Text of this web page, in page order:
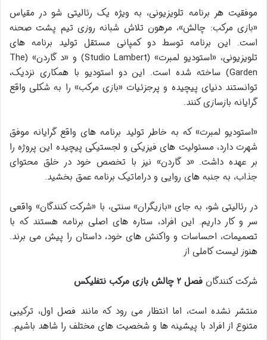
موفقیت هر برنامه تلویزیونی، به ویژه یک رئالیتی شو در مقیاس
«بازی مرکب: چالش»، مرهون تلاش شبانه روزی تیم پشت صحنه
است. این برنامه توسط دو کمپانی مستقل تولید برنامه های
تلویزیونی، «استودیو لمبرت» (Studio Lambert) و «د گاردن» (The
Garden) ساخته شده است. این دو استودیو با همکاری نزدیک،
توانستند دنیای پیچیده و پرجزئیات «بازی مرکب» را به شکلی واقع
گرایانه بازسازی کنند.
«استودیو لمبرت» که به خاطر تولید برنامه های واقع گرایانه موفق
شهرت دارد، مسئولیت های فیزیکی و لجستیکی پیچیده این پروژه را
بر عهده داشت. «د گاردن» نیز با تخصص خود در خلق محتوای
جذاب، به جنبه های روایی و دراماتیک برنامه عمق بخشید.
در رئالیتی شو، به جای «بازیگران» سنتی، با «شرکت کنندگان» واقعی
سر و کار داریم. این افراد، ستاره های اصلی برنامه هستند که با
تصمیمات، احساسات و واکنش های خود، داستان را پیش می برند.
هنوز لیست کاملی از
شرکت کنندگان فصل ۲ چالش بازی مرکب نتفلیکس
منتشر نشده است، اما انتظار می رود که مانند فصل اول، ترکیبی
متنوع از افراد با پیشینه ها و شخصیت های مختلف را شاهد باشیم.